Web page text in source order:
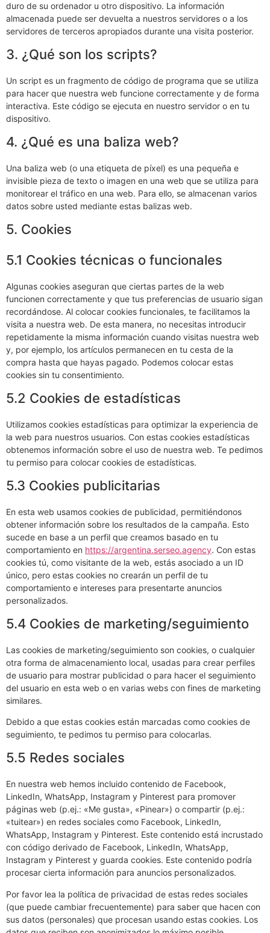
duro de su ordenador u otro dispositivo. La información
almacenada puede ser devuelta a nuestros servidores o a los
servidores de terceros apropiados durante una visita posterior.
3. ¿Qué son los scripts?
Un script es un fragmento de código de programa que se utiliza
para hacer que nuestra web funcione correctamente y de forma
interactiva. Este código se ejecuta en nuestro servidor o en tu
dispositivo.
4. ¿Qué es una baliza web?
Una baliza web (o una etiqueta de píxel) es una pequeña e
invisible pieza de texto o imagen en una web que se utiliza para
monitorear el tráfico en una web. Para ello, se almacenan varios
datos sobre usted mediante estas balizas web.
5. Cookies
5.1 Cookies técnicas o funcionales
Algunas cookies aseguran que ciertas partes de la web
funcionen correctamente y que tus preferencias de usuario sigan
recordándose. Al colocar cookies funcionales, te facilitamos la
visita a nuestra web. De esta manera, no necesitas introducir
repetidamente la misma información cuando visitas nuestra web
y, por ejemplo, los artículos permanecen en tu cesta de la
compra hasta que hayas pagado. Podemos colocar estas
cookies sin tu consentimiento.
5.2 Cookies de estadísticas
Utilizamos cookies estadísticas para optimizar la experiencia de
la web para nuestros usuarios. Con estas cookies estadísticas
obtenemos información sobre el uso de nuestra web. Te pedimos
tu permiso para colocar cookies de estadísticas.
5.3 Cookies publicitarias
En esta web usamos cookies de publicidad, permitiéndonos
obtener información sobre los resultados de la campaña. Esto
sucede en base a un perfil que creamos basado en tu
comportamiento en https://argentina.serseo.agency. Con estas
cookies tú, como visitante de la web, estás asociado a un ID
único, pero estas cookies no crearán un perfil de tu
comportamiento e intereses para presentarte anuncios
personalizados.
5.4 Cookies de marketing/seguimiento
Las cookies de marketing/seguimiento son cookies, o cualquier
otra forma de almacenamiento local, usadas para crear perfiles
de usuario para mostrar publicidad o para hacer el seguimiento
del usuario en esta web o en varias webs con fines de marketing
similares.
Debido a que estas cookies están marcadas como cookies de
seguimiento, te pedimos tu permiso para colocarlas.
5.5 Redes sociales
En nuestra web hemos incluido contenido de Facebook,
LinkedIn, WhatsApp, Instagram y Pinterest para promover
páginas web (p.ej.: «Me gusta», «Pinear») o compartir (p.ej.:
«tuitear») en redes sociales como Facebook, LinkedIn,
WhatsApp, Instagram y Pinterest. Este contenido está incrustado
con código derivado de Facebook, LinkedIn, WhatsApp,
Instagram y Pinterest y guarda cookies. Este contenido podría
procesar cierta información para anuncios personalizados.
Por favor lea la política de privacidad de estas redes sociales
(que puede cambiar frecuentemente) para saber que hacen con
sus datos (personales) que procesan usando estas cookies. Los